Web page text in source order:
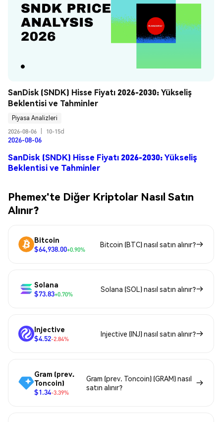
SanDisk (SNDK) Hisse Fiyatı 2026-2030: Yükseliş
Beklentisi ve Tahminler
Piyasa Analizleri
2026-08-06
10-15d
2026-08-06
SanDisk (SNDK) Hisse Fiyatı 2026-2030: Yükseliş
Beklentisi ve Tahminler
Phemex'te Diğer Kriptolar Nasıl Satın
Alınır?
Bitcoin
$64,938.00+0.90%
Bitcoin (BTC) nasıl satın alınır?
Solana
$73.83+0.70%
Solana (SOL) nasıl satın alınır?
Injective
$4.52-2.84%
Injective (INJ) nasıl satın alınır?
Gram (prev.
Toncoin)
$1.34-3.39%
Gram (prev. Toncoin) (GRAM) nasıl
satın alınır?